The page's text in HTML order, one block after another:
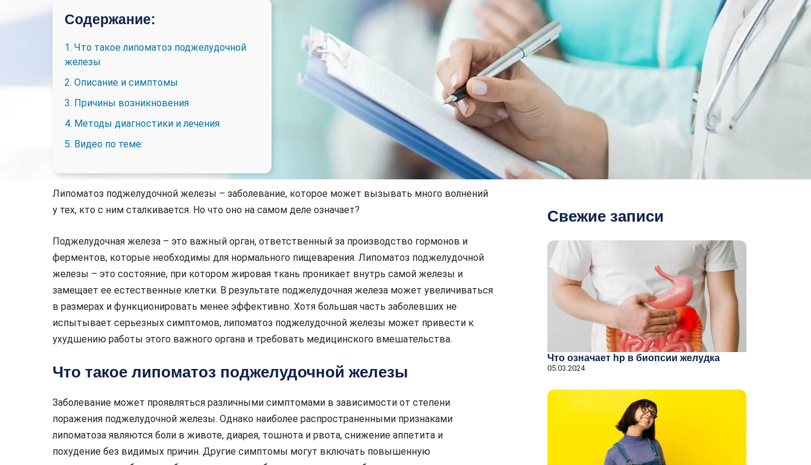
Содержание:
1. Что такое липоматоз поджелудочной
железы
2. Описание и симптомы
3. Причины возникновения
4. Методы диагностики и лечения
5. Видео по теме:
Липоматоз поджелудочной железы – заболевание, которое может вызывать много волнений
у тех, кто с ним сталкивается. Но что оно на самом деле означает?
Поджелудочная железа – это важный орган, ответственный за производство гормонов и
ферментов, которые необходимы для нормального пищеварения. Липоматоз поджелудочной
железы – это состояние, при котором жировая ткань проникает внутрь самой железы и
замещает ее естественные клетки. В результате поджелудочная железа может увеличиваться
в размерах и функционировать менее эффективно. Хотя большая часть заболевших не
испытывает серьезных симптомов, липоматоз поджелудочной железы может привести к
ухудшению работы этого важного органа и требовать медицинского вмешательства.
Что такое липоматоз поджелудочной железы
Заболевание может проявляться различными симптомами в зависимости от степени
поражения поджелудочной железы. Однако наиболее распространенными признаками
липоматоза являются боли в животе, диарея, тошнота и рвота, снижение аппетита и
похудение без видимых причин. Другие симптомы могут включать повышенную
Свежие записи
Что означает hp в биопсии желудка
05.03.2024